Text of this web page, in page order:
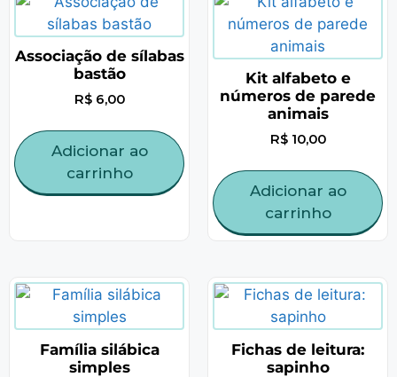
Associação de sílabas
bastão
R$6,00
Adicionar ao
carrinho
Kit alfabeto e
números de parede
animais
R$10,00
Adicionar ao
carrinho
Família silábica
simples
Fichas de leitura:
sapinho